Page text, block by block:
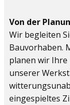
Von der
Wir begleiten
Bauvorhaben.
planen wir
unserer
eingespieltes